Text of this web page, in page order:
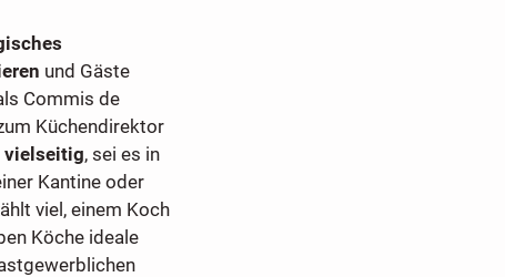
und Gäste
Commis de
Küchendirektor
vielseitig, sei es in
Kantine oder
viel, einem Koch
Köche ideale